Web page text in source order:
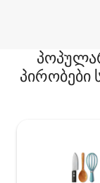
პირობები